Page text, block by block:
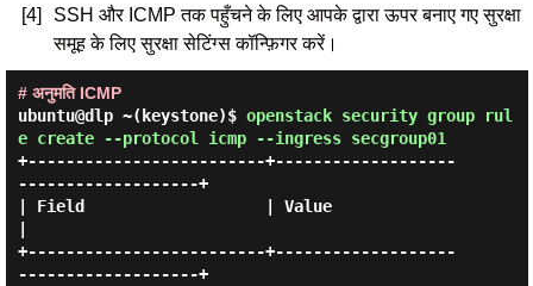
[4]
SSH और ICMP तक पहुँचने के लिए आपके द्वारा ऊपर बनाए गए सुरक्षा
समूह के लिए सुरक्षा सेटिंग्स कॉन्फ़िगर करें।
# अनुमति ICMP
ubuntu@dlp ~(keystone)$ openstack security group rul
e create --protocol icmp --ingress secgroup01
+-------------------------+-------------------
-------------------+
| Field                   | Value
+-------------------------+-------------------
-------------------+